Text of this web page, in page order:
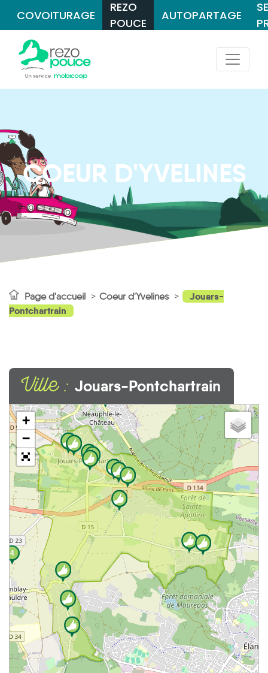
COVOITURAGE
REZO
POUCE
AUTOPARTAGE
COEUR D'YVELINES
Page d'accueil Coeur d'Yvelines
Jouars-
Pontchartrain
Ville : Jouars-Pontchartrain
4
+
−